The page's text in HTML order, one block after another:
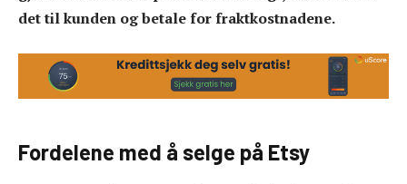
det til kunden og betale for fraktkostnadene.
Fordelene med å selge på Etsy